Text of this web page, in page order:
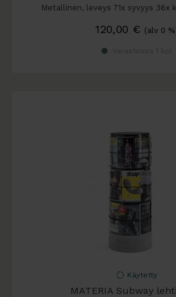
Metallinen, leveys 71x syvyys 36x
120,00 € (alv 0
Käytetty
MATERIA Subway